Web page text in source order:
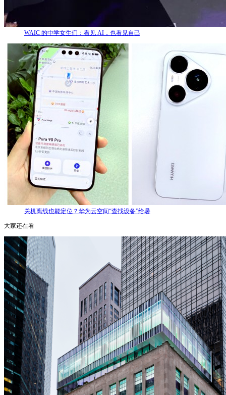
WAIC 的中学女生们：看见 AI，也看见自己
关机离线也能定位？华为云空间“查找设备”给暑
大家还在看